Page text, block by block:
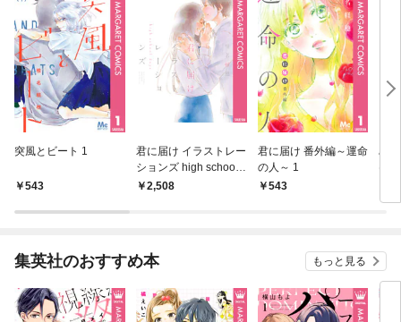
突風とビート 1
543
君に届け イラストレー
ションズ high school
days【電子限定イラス
2,508
君に届け 番外編～運命
の人～ 1
543
み
集英社のおすすめ本 もっと見る